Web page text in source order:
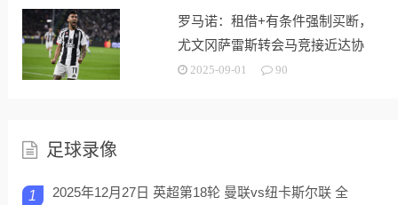
罗马诺：租借+有条件强制买断，
尤文冈萨雷斯转会马竞接近达协
议2025-09-01 90
足球录像
1
2025年12月27日 英超第18轮 曼联vs纽卡斯尔联 全